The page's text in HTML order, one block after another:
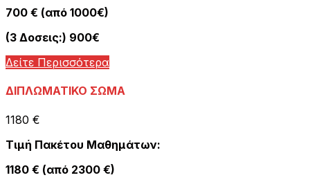
700 € (από 1000€)
(3 Δοσεις:) 900€
Δείτε Περισσότερα
ΔΙΠΛΩΜΑΤΙΚΟ ΣΩΜΑ
1180 €
Τιμή Πακέτου Μαθημάτων:
1180 € (από 2300 €)